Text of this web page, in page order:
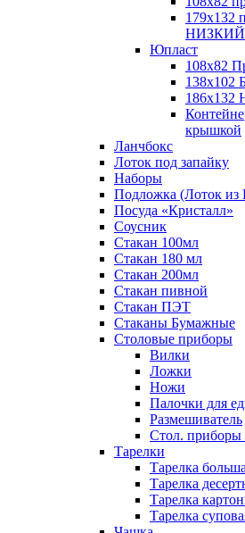
179х132
НИЗКИЙ
Юпласт
108х82
138х102
186х132
крышкой
Ланчбокс
Лоток под запайку
Наборы
Подложка (Лоток
Посуда «Кристалл»
Соусник
Стакан 100мл
Стакан 180 мл
Стакан 200мл
Стакан пивной
Стакан ПЭТ
Стаканы Бумажные
Столовые приборы
Вилки
Ложки
Ножи
Палочки для
Размешиватель
Стол.
Тарелки
Тарелка
Тарелка
Тарелка
Тарелка